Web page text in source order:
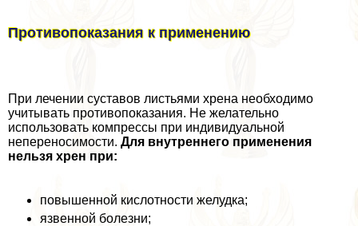
Противопоказания к применению
При лечении суставов листьями хрена необходимо
учитывать противопоказания. Не желательно
использовать компрессы при индивидуальной
непереносимости. Для внутреннего применения
нельзя хрен при:
повышенной кислотности желудка;
язвенной болезни;